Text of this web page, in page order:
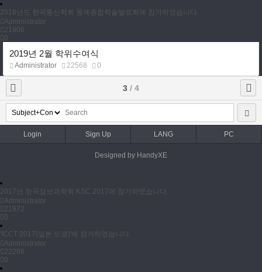
2018년도 한국통신학회 동계종합학술발표회에 참가하였습니다.
Administrator
21906
0
2019년 2월 학위수여식
Administrator 22568 0
3 / 4
Login Sign Up LANG PC
Designed by HandyXE
2017년 한국정보과학회 KSC 2017에 참가하였습니다.
Administrator
21972
0
'ICCT 2017(일본 도쿄)'에 참가하였습니다.
Administrator
22288
0